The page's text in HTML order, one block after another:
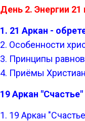
День 2. Энергии 21
1. 21 Аркан -
2. Особенности
3. Принципы
4. Приёмы
19 Аркан
1. 19 Аркан